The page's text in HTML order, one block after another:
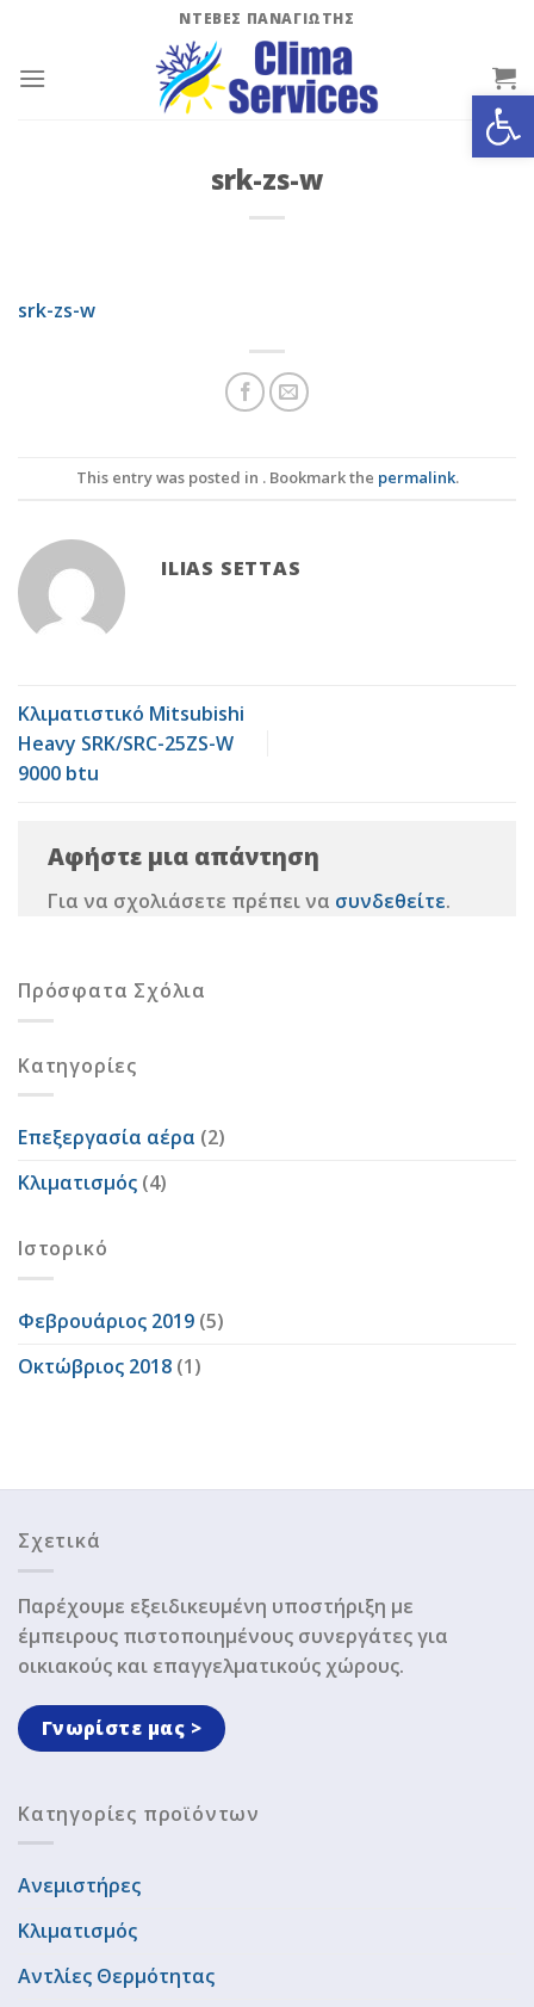
content
ΝΤΕΒΕΣ ΠΑΝΑΓΙΩΤΗΣ
srk-zs-w
srk-zs-w
This entry was posted in . Bookmark the permalink.
ILIAS SETTAS
Κλιματιστικό Mitsubishi
Heavy SRK/SRC-25ZS-W
9000 btu
Αφήστε μια απάντηση
Για να σχολιάσετε πρέπει να συνδεθείτε.
Πρόσφατα Σχόλια
Kατηγορίες
Επεξεργασία αέρα (2)
Κλιματισμός (4)
Ιστορικό
Φεβρουάριος 2019 (5)
Οκτώβριος 2018 (1)
Σχετικά
Παρέχουμε εξειδικευμένη υποστήριξη με
έμπειρους πιστοποιημένους συνεργάτες για
οικιακούς και επαγγελματικούς χώρους.
Γνωρίστε μας >
Κατηγορίες προϊόντων
Ανεμιστήρες
Κλιματισμός
Αντλίες Θερμότητας